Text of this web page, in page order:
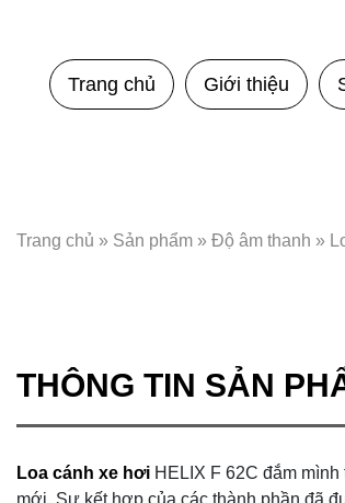
Trang chủ Giới thiệu
Trang chủ » Sản phẩm » Độ âm thanh »
THÔNG TIN SẢN
Loa cánh xe hơi HELIX F 62C đắm
mới. Sự kết hợp của các thành phần đã